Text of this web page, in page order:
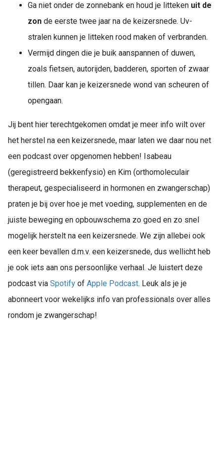
Ga niet onder de zonnebank en houd je litteken uit de
zon de eerste twee jaar na de keizersnede. Uv-
stralen kunnen je litteken rood maken of verbranden.
Vermijd dingen die je buik aanspannen of duwen,
zoals fietsen, autorijden, badderen, sporten of zwaar
tillen. Daar kan je keizersnede wond van scheuren of
opengaan.
Jij bent hier terechtgekomen omdat je meer info wilt over
het herstel na een keizersnede, maar laten we daar nou net
een podcast over opgenomen hebben! Isabeau
(geregistreerd bekkenfysio) en Kim (orthomoleculair
therapeut, gespecialiseerd in hormonen en zwangerschap)
praten je bij over hoe je met voeding, supplementen en de
juiste beweging en opbouwschema zo goed en zo snel
mogelijk herstelt na een keizersnede. We zijn allebei ook
een keer bevallen d.m.v. een keizersnede, dus wellicht heb
je ook iets aan ons persoonlijke verhaal. Je luistert deze
podcast via Spotify of Apple Podcast. Leuk als je je
abonneert voor wekelijks info van professionals over alles
rondom je zwangerschap!